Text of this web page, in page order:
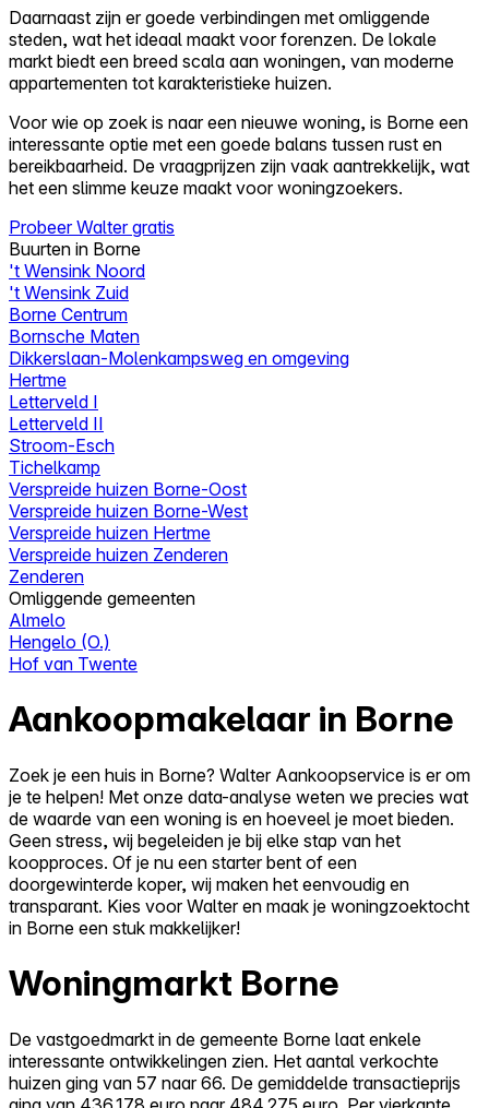
Log in
Probeer Walter gratis
Daarnaast zijn er goede verbindingen met omliggende
steden, wat het ideaal maakt voor forenzen. De lokale
markt biedt een breed scala aan woningen, van moderne
appartementen tot karakteristieke huizen.
Voor wie op zoek is naar een nieuwe woning, is Borne een
interessante optie met een goede balans tussen rust en
bereikbaarheid. De vraagprijzen zijn vaak aantrekkelijk, wat
het een slimme keuze maakt voor woningzoekers.
Probeer Walter gratis
Buurten in Borne
't Wensink Noord
't Wensink Zuid
Borne Centrum
Bornsche Maten
Dikkerslaan-Molenkampsweg en omgeving
Hertme
Letterveld I
Letterveld II
Stroom-Esch
Tichelkamp
Verspreide huizen Borne-Oost
Verspreide huizen Borne-West
Verspreide huizen Hertme
Verspreide huizen Zenderen
Zenderen
Omliggende gemeenten
Almelo
Hengelo (O.)
Hof van Twente
Aankoopmakelaar in Borne
Zoek je een huis in Borne? Walter Aankoopservice is er om
je te helpen! Met onze data-analyse weten we precies wat
de waarde van een woning is en hoeveel je moet bieden.
Geen stress, wij begeleiden je bij elke stap van het
koopproces. Of je nu een starter bent of een
doorgewinterde koper, wij maken het eenvoudig en
transparant. Kies voor Walter en maak je woningzoektocht
in Borne een stuk makkelijker!
Woningmarkt Borne
De vastgoedmarkt in de gemeente Borne laat enkele
interessante ontwikkelingen zien. Het aantal verkochte
huizen ging van 57 naar 66. De gemiddelde transactieprijs